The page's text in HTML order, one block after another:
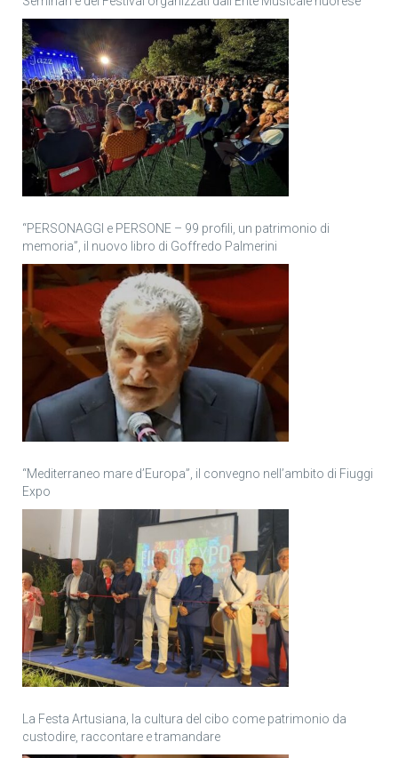
“PERSONAGGI e PERSONE – 99 profili, un patrimonio di
memoria”, il nuovo libro di Goffredo Palmerini
“Mediterraneo mare d’Europa”, il convegno nell’ambito di Fiuggi
Expo
La Festa Artusiana, la cultura del cibo come patrimonio da
custodire, raccontare e tramandare